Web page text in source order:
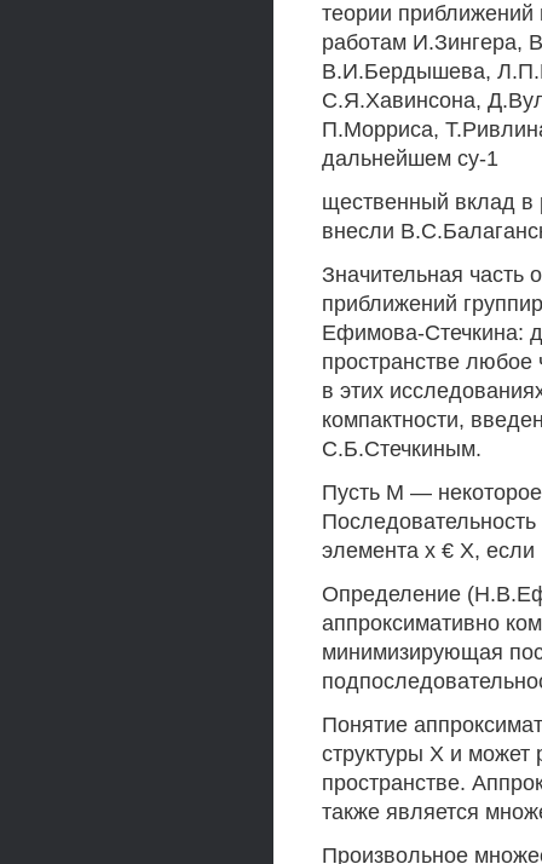
теории
работам И.Зингера,
В.И.Бердышева,
С.Я.Хавинсона,
П.Морриса,
дальнейшем су-1
щественный вклад в
внесли
Значительная часть
приближений
Ефимова-Стечкина:
пространстве
в этих
компактности,
С.Б.Стечкиным.
Пусть М —
элемента х € X,
Определение
аппроксимативно
минимизирующая
Понятие
структуры X и может
пространстве.
также является
Произвольное